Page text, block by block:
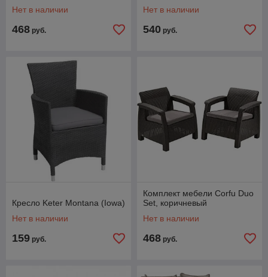
Нет в наличии
468 руб.
Нет в наличии
540 руб.
Кресло Keter Montana (Iowa)
Нет в наличии
159 руб.
Комплект мебели Corfu Duo
Set, коричневый
Нет в наличии
468 руб.